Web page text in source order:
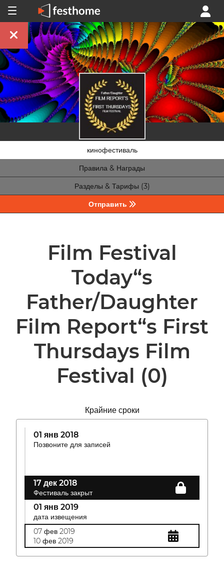
кинофестиваль
Правила & Награды
Разделы & Тарифы (3)
Отправить
Film Festival
Today“s
Father/Daughter
Film Report“s First
Thursdays Film
Festival (0)
Крайние сроки
01 янв 2018
Позвоните для записей
17 дек 2018
Фестиваль закрыт
01 янв 2019
дата извещения
07 фев 2019
10 фев 2019